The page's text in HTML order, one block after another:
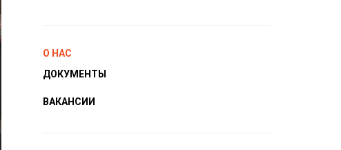
О НАС
ДОКУМЕНТЫ
ВАКАНСИИ